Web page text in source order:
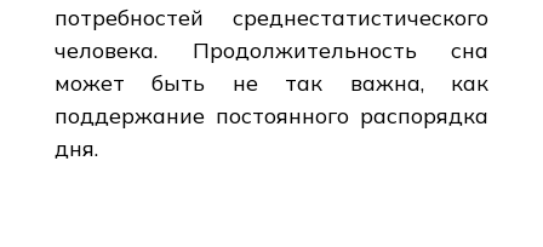
потребностей среднестатистического
человека. Продолжительность сна
может быть не так важна, как
поддержание постоянного распорядка
дня.